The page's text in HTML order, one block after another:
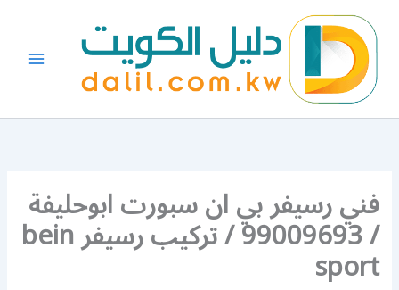
المحتوى
فني رسيفر بي ان سبورت ابوحليفة
/ 99009693 / تركيب رسيفر bein
sport